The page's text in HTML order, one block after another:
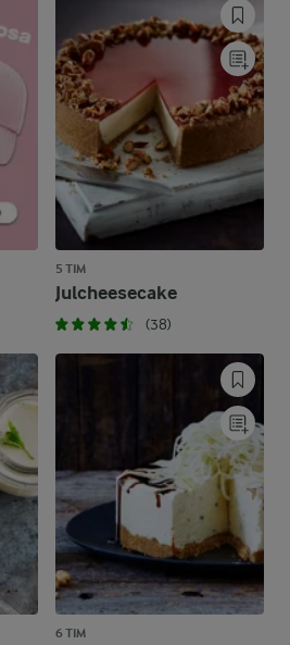
5 TIM
Julcheesecake
(38)
6 TIM